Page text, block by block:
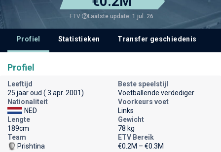
ETV Laatste update: 1 jul. 26
Profiel Statistieken Transfer geschiedenis
Profiel
Leeftijd
25 jaar oud ( 3 apr. 2001)
Beste speelstijl
Voetballende verdediger
Nationaliteit
NED
Voorkeurs voet
Links
Lengte
189cm
Gewicht
78 kg
Team
Prishtina
ETV Bereik
€0.2M – €0.3M